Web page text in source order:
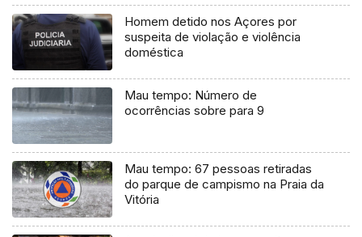
Homem detido nos Açores por
suspeita de violação e violência
doméstica
Mau tempo: Número de
ocorrências sobre para 9
Mau tempo: 67 pessoas retiradas
do parque de campismo na Praia da
Vitória